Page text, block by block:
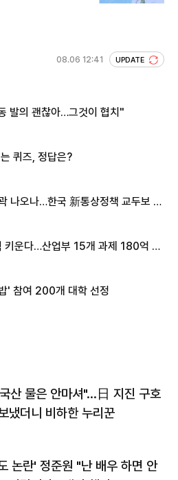
08.06 12:41 UPDATE
발의 괜찮아…그것이 협치"
퀴즈, 정답은?
나오나…한국 新통상정책 교두보 활
키운다…산업부 15개 과제 180억 지
' 참여 200개 대학 선정
산 물은 안마셔"…日 지진 구호
냈더니 비하한 누리꾼
논란' 정준원 "난 배우 하면 안